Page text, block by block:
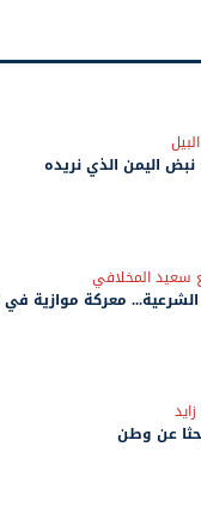
نبض اليمن الذي نريده
سعيد المخلافي
الشرعية... معركة موازية
عن وطن